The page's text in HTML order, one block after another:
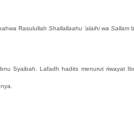
Rasulullah Shallallaahu 'alaihi wa Sallam
Syaibah. Lafadh hadits menurut riwayat